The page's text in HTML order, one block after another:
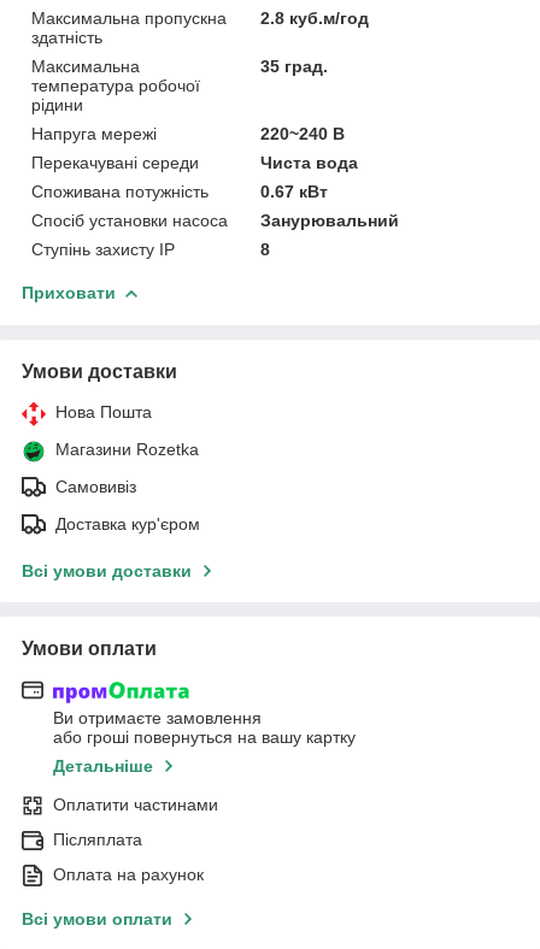
Максимальна пропускна
здатність
2.8 куб.м/год
Максимальна
температура робочої
рідини
35 град.
Напруга мережі
220~240 В
Перекачувані середи
Чиста вода
Споживана потужність
0.67 кВт
Спосіб установки насоса
Занурювальний
Ступінь захисту IP
8
Приховати
Умови доставки
Нова Пошта
Магазини Rozetka
Самовивіз
Доставка кур'єром
Всі умови доставки
Умови оплати
Ви отримаєте замовлення
або гроші повернуться на вашу картку
Детальніше
Оплатити частинами
Післяплата
Оплата на рахунок
Всі умови оплати